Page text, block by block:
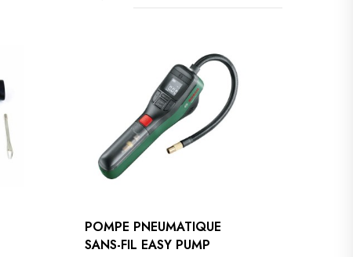
POMPE PNEUMATIQUE
SANS-FIL EASY PUMP